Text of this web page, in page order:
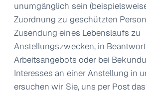
unumgänglich sein
Zuordnung zu geschützten
Zusendung eines Lebenslaufs zu
Anstellungszwecken, in
Arbeitsangebots oder bei
Interesses an einer Anstellung in
ersuchen wir Sie, uns per Post